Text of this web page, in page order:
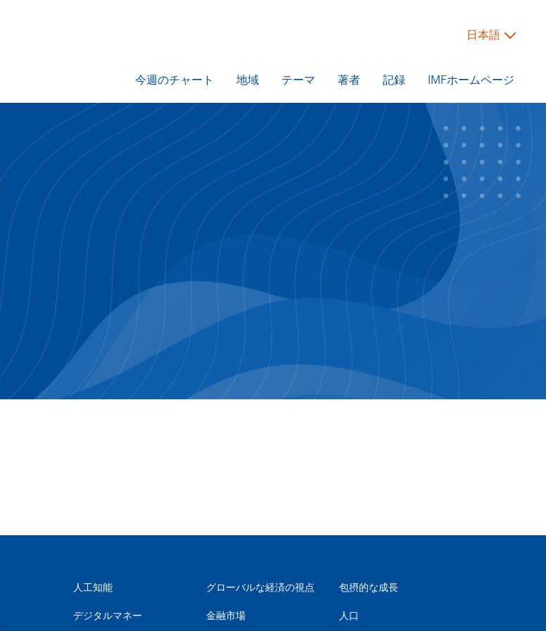
日本語
今週のチャート 地域 テーマ 著者 記録 IMFホームページ
人工知能
デジタルマネー
グローバルな経済の視点
金融市場
包摂的な成長
人口